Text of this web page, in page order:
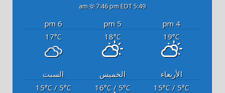
5:49 am
7:46 pm EDT
4 pm
5 pm
6 pm
19°C
18°C
17°C
الأربعاء الخميس
السبت
15°C / 5°C
16°C/ 5°C
15°C/ 5°C